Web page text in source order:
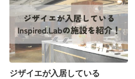
ジザイエが入居している